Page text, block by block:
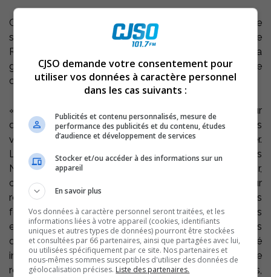
Cette distribution s’effectuera, de 10h à midi, dans le
stationnement à l’arrière du Centre Desranleau, 71, de
Ramezay, Sorel-Tracy, ou, en cas de pluie, dans la
grande salle de ce centre qui abrite le bureau de
circonscription du député.
« Cette initiative que je prends, je la prends pour
démontrer de façon concrète ma foi en un Québec plus
vert, une foi que je nous sais nombreux à partager.
L’année 2011 a été proclamée par l’Organisation des
Nations Unies année internationale des forêts. Or,
chacun et chacune d’entre nous a son rôle à jouer pour
reverdir la planète. Profiter du mois de l’arbre et des
forêts pour planter un jeune arbre, c’est penser à ses
enfants et à ses petits-enfants. Pourquoi ne pas
d’ailleurs faire de cette plantation d’arbre une activité
intergénérationnelle? Je serai des plus heureux de
recevoir, le 21 mai, au Centre Desranleau, grands-parents,
CJSO demande votre consentement pour
utiliser vos données à caractère personnel
dans les cas suivants :
Publicités et contenu personnalisés, mesure de
performance des publicités et du contenu, études
d’audience et développement de services
Stocker et/ou accéder à des informations sur un
appareil
En savoir plus
Vos données à caractère personnel seront traitées, et les
informations liées à votre appareil (cookies, identifiants
uniques et autres types de données) pourront être stockées
et consultées par 66 partenaires, ainsi que partagées avec lui,
ou utilisées spécifiquement par ce site. Nos partenaires et
nous-mêmes sommes susceptibles d'utiliser des données de
géolocalisation précises. Liste des partenaires.